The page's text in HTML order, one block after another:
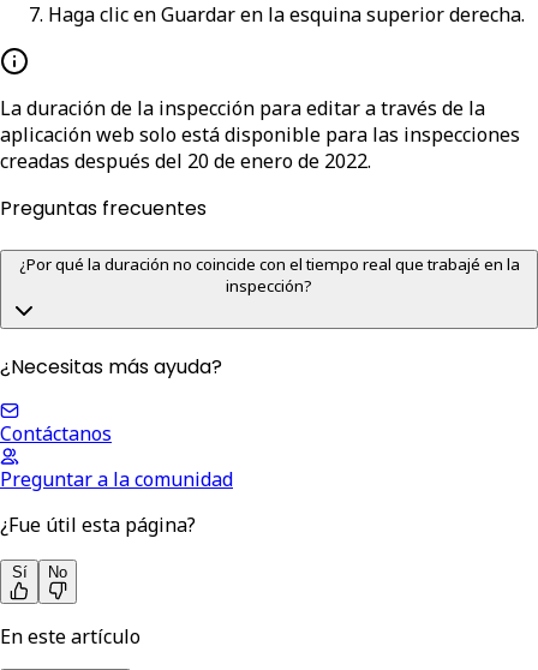
Haga clic enGuardaren la esquina superior derecha.
La duración de la inspección para editar a través de la
aplicación web solo está disponible para las inspecciones
creadas después del 20 de enero de 2022.
Preguntas frecuentes
¿Por qué la duración no coincide con el tiempo real que trabajé en la
inspección?
¿Necesitas más ayuda?
Contáctanos
Preguntar a la comunidad
¿Fue útil esta página?
Sí No
En este artículo